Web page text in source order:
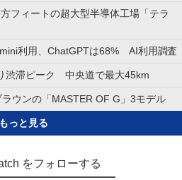
フィートの超大型半導体工場「テラ
利用、ChatGPTは68% AI利用調査
渋滞ピーク 中央道で最大45km
ウンの「MASTER OF G」3モデル
もっと見る
をフォローする